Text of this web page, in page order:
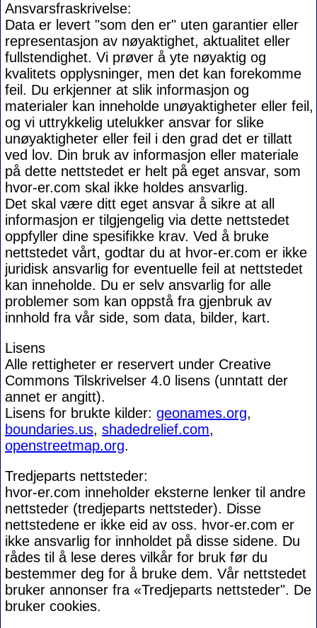
Ansvarsfraskrivelse:
Data er levert "som den er" uten garantier eller
representasjon av nøyaktighet, aktualitet eller
fullstendighet. Vi prøver å yte nøyaktig og
kvalitets opplysninger, men det kan forekomme
feil. Du erkjenner at slik informasjon og
materialer kan inneholde unøyaktigheter eller feil,
og vi uttrykkelig utelukker ansvar for slike
unøyaktigheter eller feil i den grad det er tillatt
ved lov. Din bruk av informasjon eller materiale
på dette nettstedet er helt på eget ansvar, som
hvor-er.com skal ikke holdes ansvarlig.
Det skal være ditt eget ansvar å sikre at all
informasjon er tilgjengelig via dette nettstedet
oppfyller dine spesifikke krav. Ved å bruke
nettstedet vårt, godtar du at hvor-er.com er ikke
juridisk ansvarlig for eventuelle feil at nettstedet
kan inneholde. Du er selv ansvarlig for alle
problemer som kan oppstå fra gjenbruk av
innhold fra vår side, som data, bilder, kart.
Lisens
Alle rettigheter er reservert under Creative
Commons Tilskrivelser 4.0 lisens (unntatt der
annet er angitt).
Lisens for brukte kilder: geonames.org,
boundaries.us, shadedrelief.com,
openstreetmap.org.
Tredjeparts nettsteder:
hvor-er.com inneholder eksterne lenker til andre
nettsteder (tredjeparts nettsteder). Disse
nettstedene er ikke eid av oss. hvor-er.com er
ikke ansvarlig for innholdet på disse sidene. Du
rådes til å lese deres vilkår for bruk før du
bestemmer deg for å bruke dem. Vår nettstedet
bruker annonser fra «Tredjeparts nettsteder". De
bruker cookies.